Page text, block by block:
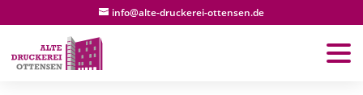
info@alte-druckerei-ottensen.de